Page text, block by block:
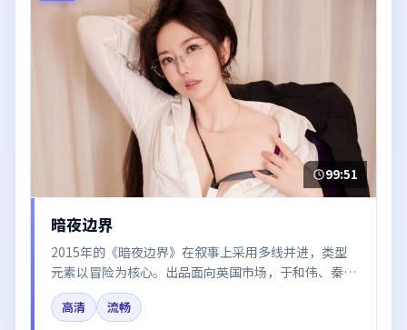
99:51
暗夜边界
2015年的《暗夜边界》在叙事上采用多线并进，类型
元素以冒险为核心。出品面向英国市场，于和伟、秦海
璐、段奕宏、朱一龙所饰角色推动关键反转，结尾留白
引发讨论。
高清
流畅